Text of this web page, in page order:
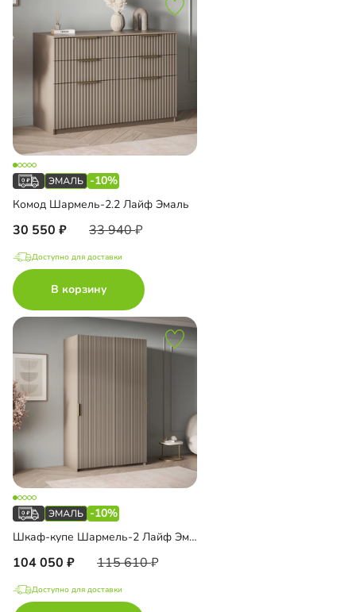
-10%
Комод Шармель-2.2 Лайф Эмаль
30 550 33 940
Доступно для доставки
В корзину
-10%
Шкаф-купе Шармель-2 Лайф Эмаль
104 050 115 610
Доступно для доставки